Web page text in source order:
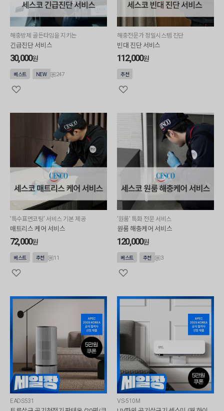
해충방제 골든타임을 지키는
긴급진단 서비스
30,000원
베스트 NEW 247
해충전문가 정밀시스템 진단
빈대 진단 서비스
112,000원
추천
'특수표면코팅' 서비스 기본 제공
매트리스 케어 서비스
72,000원
베스트 추천 11
'원룸' 특화 전문 서비스
원룸 해충케어 서비스
120,000원
베스트 추천 3
EADS531 VS-510M